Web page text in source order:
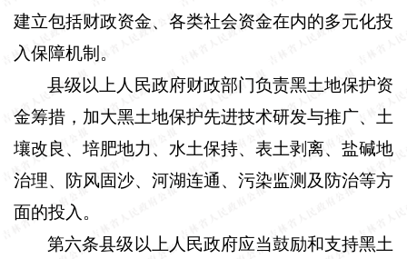
建立包括财政资金、各类社会资金在内的多元化投
入保障机制。
县级以上人民政府财政部门负责黑土地保护资
金筹措，加大黑土地保护先进技术研发与推广、土
壤改良、培肥地力、水土保持、表土剥离、盐碱地
治理、防风固沙、河湖连通、污染监测及防治等方
面的投入。
第六条县级以上人民政府应当鼓励和支持黑土